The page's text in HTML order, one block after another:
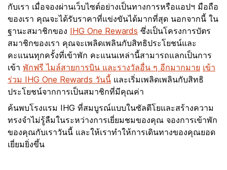
กับเรา เมื่อจองผ่านเว็บไซต์อย่างเป็นทางการหรือแอปฯ มือถือ
ของเรา คุณจะได้รับราคาที่แข่งขันได้มากที่สุด นอกจากนี้ ใน
ฐานะสมาชิกของ IHG One Rewards ซึ่งเป็นโครงการบัตร
สมาชิกของเรา คุณจะเพลิดเพลินกับสิทธิประโยชน์และ
คะแนนทุกครั้งที่เข้าพัก คะแนนเหล่านี้สามารถแลกเป็นการ
เข้า พักฟรี ไมล์สายการบิน และรางวัลอื่น ๆ อีกมากมาย เข้า
ร่วม IHG One Rewards วันนี้ และเริ่มเพลิดเพลินกับสิทธิ
ประโยชน์จากการเป็นสมาชิกที่มีคุณค่า
ค้นพบโรงแรม IHG ที่สมบูรณ์แบบในซัลตีโยและสร้างความ
ทรงจำไม่รู้ลืมในระหว่างการเยี่ยมชมของคุณ จองการเข้าพัก
ของคุณกับเราวันนี้ และให้เราทำให้การเดินทางของคุณยอด
เยี่ยมยิ่งขึ้น